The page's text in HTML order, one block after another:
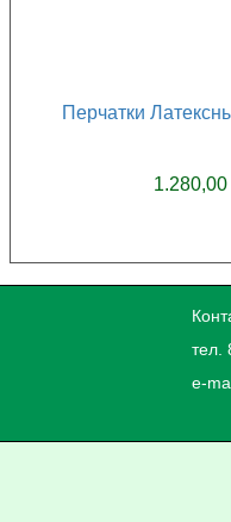
Перчатки
1.280,00
тел.
e-